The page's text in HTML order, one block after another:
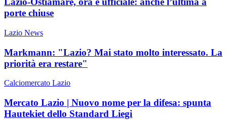
porte chiuse
Lazio News
Markmann: "Lazio? Mai stato molto interessato. La
priorità era restare"
Calciomercato Lazio
Mercato Lazio | Nuovo nome per la difesa: spunta
Hautekiet dello Standard Liegi